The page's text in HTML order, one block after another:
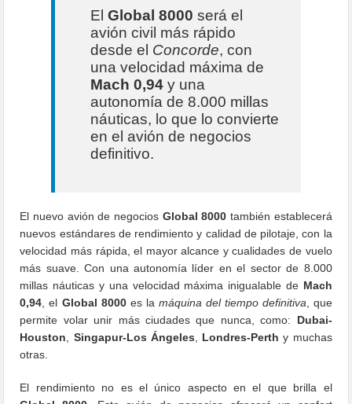
ElGlobal 8000 será el
avión civil más rápido
desde el Concorde, con
una velocidad máxima de
Mach 0,94 y una
autonomía de 8.000 millas
náuticas, lo que lo convierte
en el avión de negocios
definitivo.
El nuevo avión de negocios Global 8000 también establecerá
nuevos estándares de rendimiento y calidad de pilotaje, con la
velocidad más rápida, el mayor alcance y cualidades de vuelo
más suave. Con una autonomía líder en el sector de 8.000
millas náuticas y una velocidad máxima inigualable de Mach
0,94 , el Global 8000es la máquina del tiempo definitiva , que
permite volar unir más ciudades que nunca, como: Dubai-
Houston
Singapur-Los Ángeles Londres-Perth y muchas
otras.
El rendimiento no es el único aspecto en el que brilla el